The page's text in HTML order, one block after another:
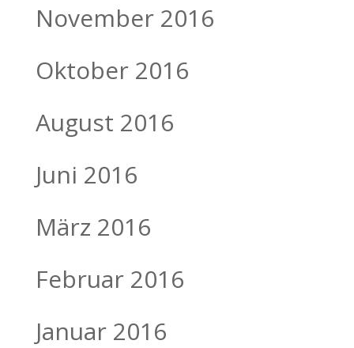
November 2016
Oktober 2016
August 2016
Juni 2016
März 2016
Februar 2016
Januar 2016